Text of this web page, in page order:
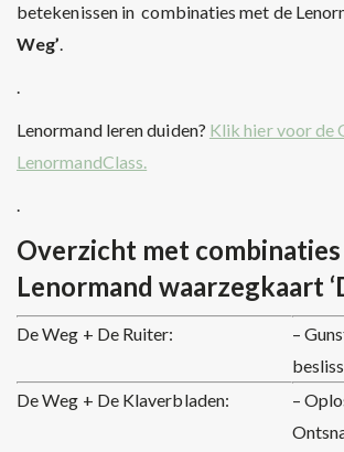
betekenissen in combinaties met de
Weg’.
.
Lenormand leren duiden? Klik hier voor de
LenormandClass.
.
Overzicht met
Lenormand waarzegkaart
De Weg + De Ruiter:
–
De Weg + De Klaverbladen:
–